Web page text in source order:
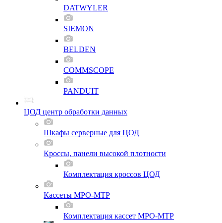
DATWYLER
SIEMON
BELDEN
COMMSCOPE
PANDUIT
ЦОД центр обработки данных
Шкафы серверные для ЦОД
Кроссы, панели высокой плотности
Комплектация кроссов ЦОД
Кассеты MPO-MTP
Комплектация кассет MPO-MTP